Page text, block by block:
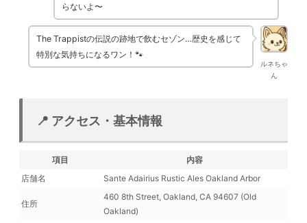
らないよ〜
ルネちゃ
ん
The Trappistの伝説の跡地で飲むセゾン…歴史を感じて
特別な気持ちになるワン！🐾
📍 アクセス・基本情報
項目
内容
店舗名
Sante Adairius Rustic Ales Oakland Arbor
住所
460 8th Street, Oakland, CA 94607 (Old
Oakland)